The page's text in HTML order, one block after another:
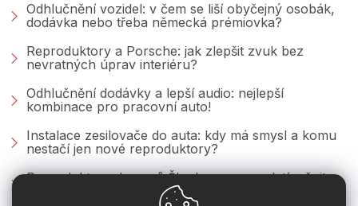
Odhlučnění vozidel: v čem se liší obyčejný osobák,
dodávka nebo třeba německá prémiovka?
Reproduktory a Porsche: jak zlepšit zvuk bez
nevratných úprav interiéru?
Odhlučnění dodávky a lepší audio: nejlepší
kombinace pro pracovní auto!
Instalace zesilovače do auta: kdy má smysl a komu
nestačí jen nové reproduktory?
Reproduktory do vozů Škoda: co se vyplatí měnit u
Fabie, Octavie a Superbu?